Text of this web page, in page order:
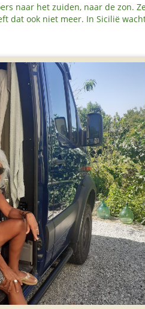
naar het zuiden, naar de zon.
dat ook niet meer. In Sicilië